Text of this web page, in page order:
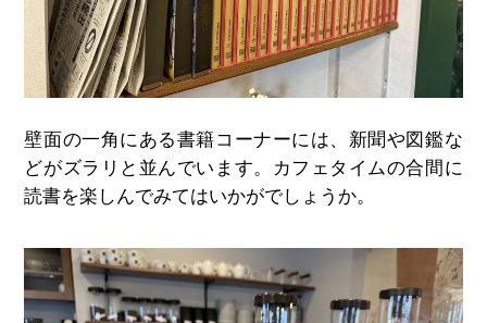
壁面の一角にある書籍コーナーには、新聞や図鑑な
どがズラリと並んでいます。カフェタイムの合間に
読書を楽しんでみてはいかがでしょうか。